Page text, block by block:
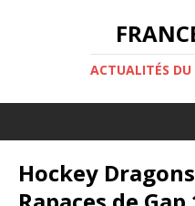
ACTUALITÉS DU
Hockey